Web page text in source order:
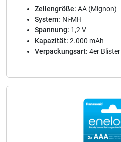
Zellengröße: AA (Mignon)
System: Ni-MH
Spannung: 1,2 V
Kapazität: 2.000 mAh
Verpackungsart: 4er Blister